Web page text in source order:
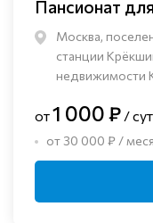
Пансионат
Москва,
станции
недвижимости
от1 000 ₽ /
от 30 000 ₽ /